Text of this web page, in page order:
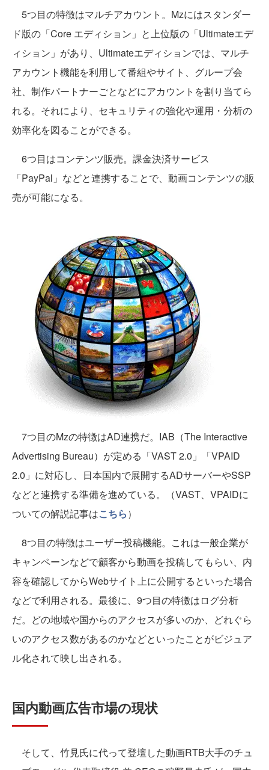
5つ目の特徴はマルチアカウント。Mzにはスタンダー
ド版の「Core エディション」と上位版の「Ultimateエデ
ィション」があり、Ultimateエディションでは、マルチ
アカウント機能を利用して番組やサイト、グループ会
社、制作パートナーごとなどにアカウントを割り当てら
れる。それにより、セキュリティの強化や運用・分析の
効率化を図ることができる。
6つ目はコンテンツ販売。課金決済サービス
「PayPal」などと連携することで、動画コンテンツの販
売が可能になる。
7つ目のMzの特徴はAD連携だ。IAB（The Interactive
Advertising Bureau）が定める「VAST 2.0」「VPAID
2.0」に対応し、日本国内で展開するADサーバーやSSP
などと連携する準備を進めている。（VAST、VPAIDに
ついての解説記事はこちら）
8つ目の特徴はユーザー投稿機能。これは一般企業が
キャンペーンなどで顧客から動画を投稿してもらい、内
容を確認してからWebサイト上に公開するといった場合
などで利用される。最後に、9つ目の特徴はログ分析
だ。どの地域や国からのアクセスが多いのか、どれぐら
いのアクセス数があるのかなどといったことがビジュア
ル化されて映し出される。
国内動画広告市場の現状
そして、竹見氏に代って登壇した動画RTB大手のチュ